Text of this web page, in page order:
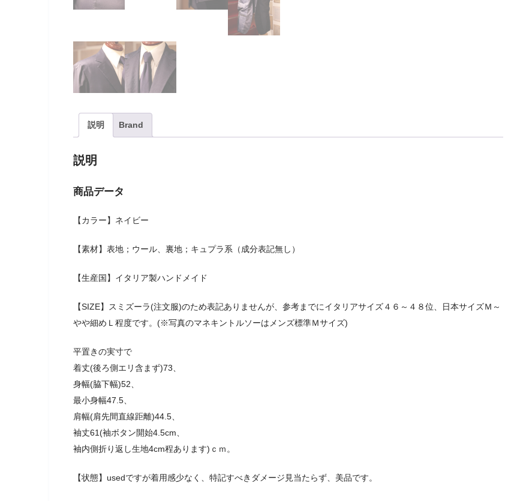
説明 Brand
説明
商品データ
【カラー】ネイビー
【素材】表地；ウール、裏地；キュプラ系（成分表記無し）
【生産国】イタリア製ハンドメイド
【SIZE】スミズーラ(注文服)のため表記ありませんが、参考までにイタリアサイズ４６～４８位、日本サイズＭ～
やや細めＬ程度です。(※写真のマネキントルソーはメンズ標準Ｍサイズ)
平置きの実寸で
着丈(後ろ側エリ含まず)73、
身幅(脇下幅)52、
最小身幅47.5、
肩幅(肩先間直線距離)44.5、
袖丈61(袖ボタン開始4.5cm、
袖内側折り返し生地4cm程あります)ｃｍ。
【状態】usedですが着用感少なく、特記すべきダメージ見当たらず、美品です。